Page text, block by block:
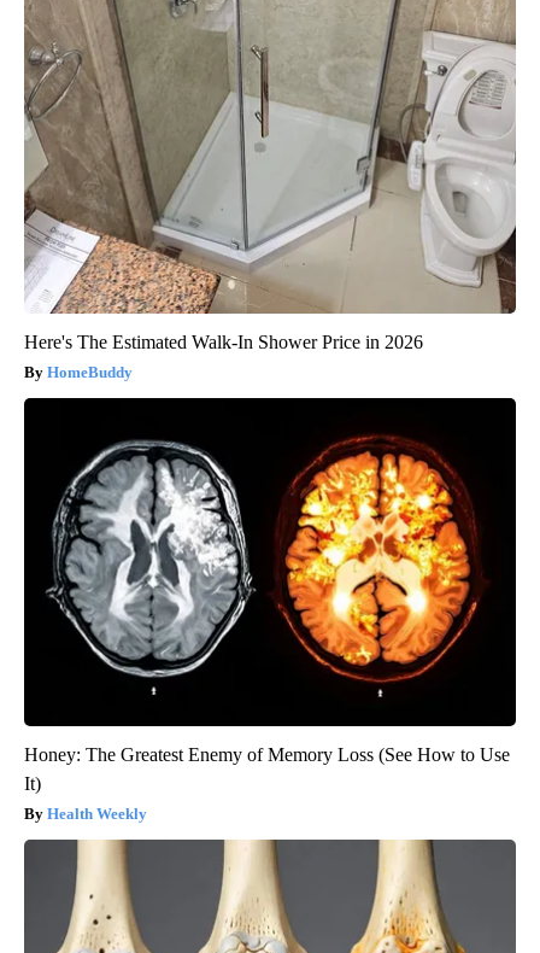
Here's The Estimated Walk-In Shower Price in 2026
HomeBuddy
Honey: The Greatest Enemy of Memory Loss (See How to Use
It)
Health Weekly